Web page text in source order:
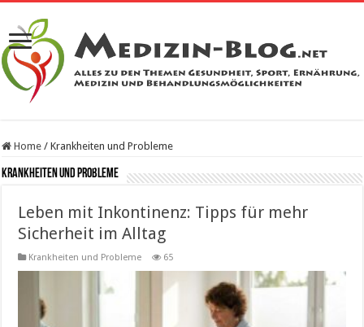
Home / Krankheiten und Probleme
Krankheiten und Probleme
Leben mit Inkontinenz: Tipps für mehr
Sicherheit im Alltag
Krankheiten und Probleme 65